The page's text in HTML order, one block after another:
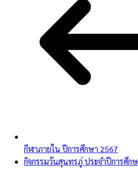
กีฬาภายใน ปีการศึกษา 2567
กิจกรรมวันสุนทรภู่ ประจำปีการศึก